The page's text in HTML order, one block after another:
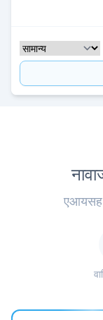
एआयसह